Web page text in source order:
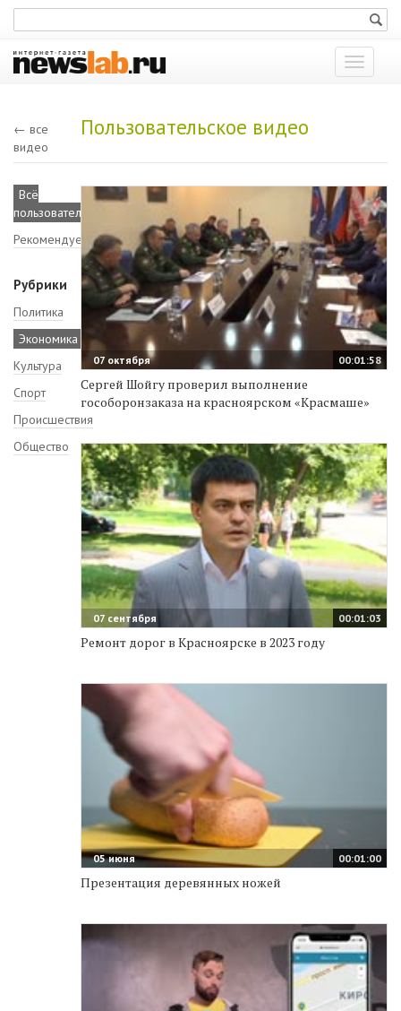
Показать
меню
← все
видео
Пользовательское видео
Всё
пользовательское
Рекомендуемое
Рубрики
Политика
Экономика
Культура
Спорт
Происшествия
Общество
00:01:58
07 октября
Сергей Шойгу проверил выполнение
гособоронзаказа на красноярском «Красмаше»
00:01:03
07 сентября
Ремонт дорог в Красноярске в 2023 году
00:01:00
05 июня
Презентация деревянных ножей